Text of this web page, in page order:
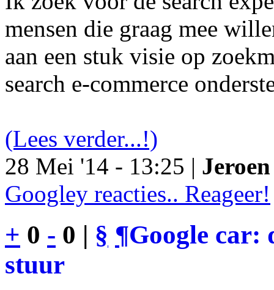
mensen die graag mee
aan een stuk visie op
search e-commerce
(Lees verder...!)
28 Mei '14 - 13:25 |
Googley reacties.. Reageer!
+ 0 - 0 | § ¶Google car:
stuur